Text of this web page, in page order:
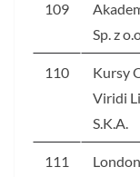
109
Sp. z
110
Kursy
Viridi
S.K.A.
111